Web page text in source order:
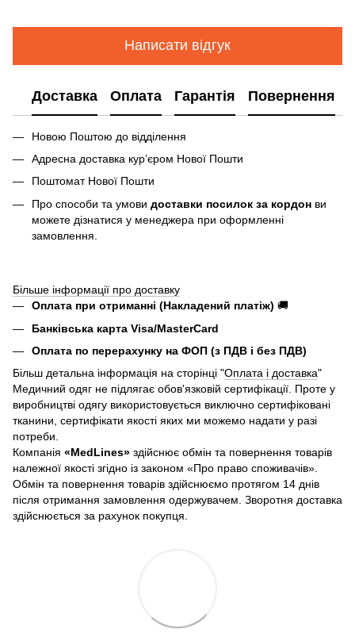
Написати відгук
Доставка Оплата Гарантія Повернення
Новою Поштою до відділення
Адресна доставка курʼєром Нової Пошти
Поштомат Нової Пошти
Про способи та умови доставки посилок за кордон ви
можете дізнатися у менеджера при оформленні
замовлення.
Більше інформації про доставку
Оплата при отриманні (Накладений платіж) 🚚
Банківська карта Visa/MasterCard
Оплата по перерахунку на ФОП (з ПДВ і без ПДВ)
Більш детальна інформація на сторінці "Оплата і доставка"
Медичний одяг не підлягає обов'язковій сертифікації. Проте у
виробництві одягу використовується виключно сертифіковані
тканини, сертифікати якості яких ми можемо надати у разі
потреби.
Компанія «MedLines» здійснює обмін та повернення товарів
належної якості згідно із законом «Про право споживачів».
Обмін та повернення товарів здійснюємо протягом 14 днів
після отримання замовлення одержувачем. Зворотня доставка
здійснюється за рахунок покупця.